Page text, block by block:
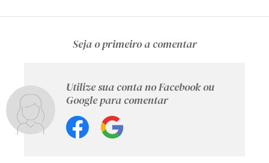
Seja o primeiro a comentar
Utilize sua conta no Facebook ou
Google para comentar